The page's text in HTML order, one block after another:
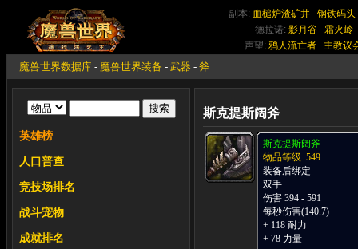
副本: 血槌炉渣矿井
钢铁码头
德拉诺: 影月谷
霜火岭
声望: 鸦人流亡者 主教议
魔兽世界数据库 - 魔兽世界装备 - 武器 - 斧
英雄榜
人口普查
竞技场排名
战斗宠物
成就排名
斯克提斯阔斧
斯克提斯阔斧
物品等级: 549
装备后绑定
双手
伤害 394 - 591
每秒伤害(140.7)
+ 118 耐力
+ 78 力量